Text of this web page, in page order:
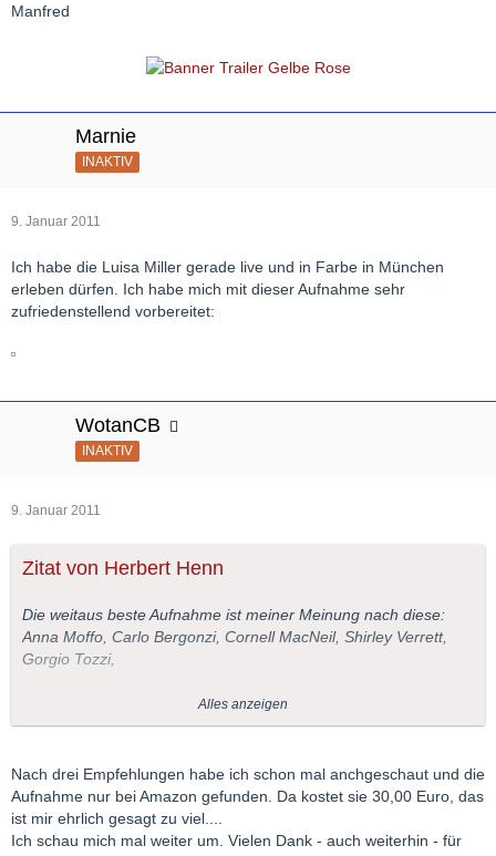
Manfred
Marnie
INAKTIV
9. Januar 2011
Ich habe die Luisa Miller gerade live und in Farbe in München
erleben dürfen. Ich habe mich mit dieser Aufnahme sehr
zufriedenstellend vorbereitet:
WotanCB
INAKTIV
9. Januar 2011
Zitat von Herbert Henn
Die weitaus beste Aufnahme ist meiner Meinung nach diese:
Anna Moffo, Carlo Bergonzi, Cornell MacNeil, Shirley Verrett,
Gorgio Tozzi,
wohl kaum zu übertreffen.
Leider ist die Aufnahme zur Zeit gar nicht, oder nur sehr teuer
zu bekommen.
Alles anzeigen
Nach drei Empfehlungen habe ich schon mal anchgeschaut und die
Aufnahme nur bei Amazon gefunden. Da kostet sie 30,00 Euro, das
ist mir ehrlich gesagt zu viel....
Ich schau mich mal weiter um. Vielen Dank - auch weiterhin - für